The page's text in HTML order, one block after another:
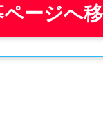
円
ージへ